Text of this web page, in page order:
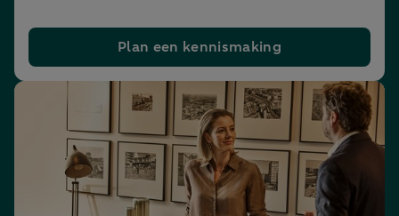
Plan een kennismaking